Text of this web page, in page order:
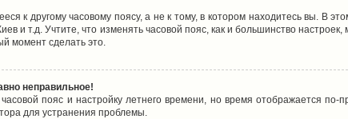
к другому часовому поясу, а не к тому, в котором находитесь вы. В
и т.д. Учтите, что изменять часовой пояс, как и большинство
момент сделать это.
неправильное!
пояс и настройку летнего времени, но время отображается по-
для устранения проблемы.